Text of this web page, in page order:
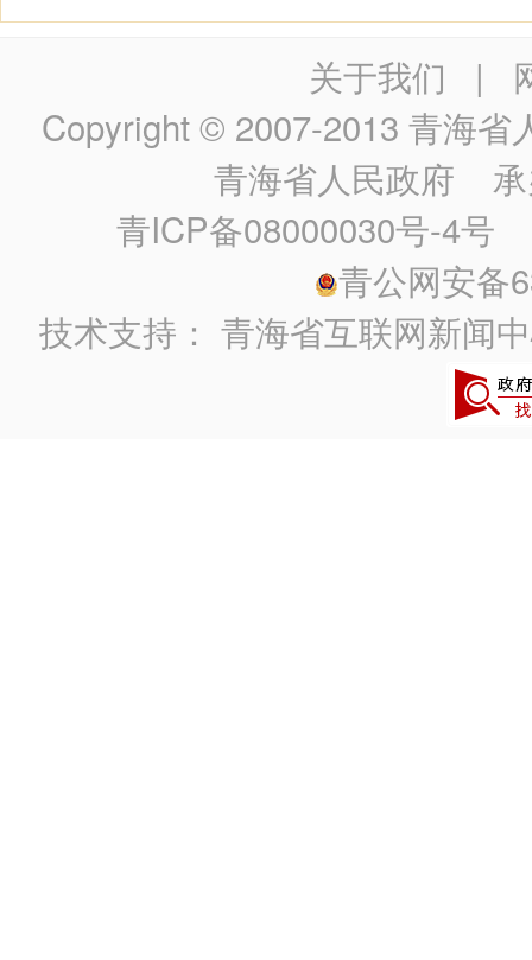
关于我们 |
Copyright © 2007-2013 青海省
青海省人民政府 承
青ICP备08000030号-4号
青公网安备
技术支持：青海省互联网新闻